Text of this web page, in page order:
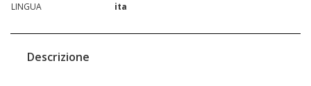
LINGUA
ita
Descrizione